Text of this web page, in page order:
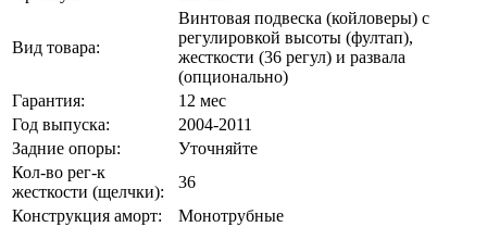
Вид товара:
Винтовая подвеска (койловеры) с
регулировкой высоты (фултап),
жесткости (36 регул) и развала
(опционально)
Гарантия:
12 мес
Год выпуска:
2004-2011
Задние опоры:
Уточняйте
Кол-во рег-к
жесткости (щелчки):
36
Конструкция аморт:
Монотрубные